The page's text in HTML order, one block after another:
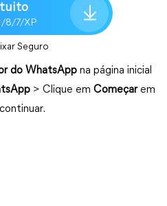
8/7/XP
Seguro
do WhatsApp na página inicial
> Clique em Começarem